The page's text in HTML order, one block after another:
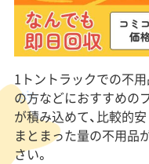
1トントラックでの不
の方などにおすすめの
が積み込めて、比較的
まとまった量の不用品
さい。